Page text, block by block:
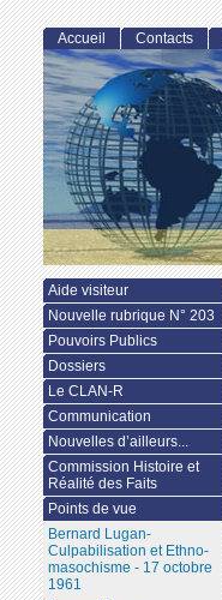
Accueil Contacts
Aide visiteur
Nouvelle rubrique N° 203
Pouvoirs Publics
Dossiers
Le CLAN-R
Communication
Nouvelles d’ailleurs...
Commission Histoire et
Réalité des Faits
Points de vue
Bernard Lugan-
Culpabilisation et Ethno-
masochisme - 17 octobre
1961